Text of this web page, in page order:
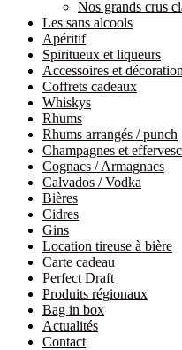
Nos grands crus
Les sans alcools
Apéritif
Spiritueux et liqueurs
Accessoires et
Coffrets cadeaux
Whiskys
Rhums
Rhums arrangés / punch
Champagnes et
Cognacs / Armagnacs
Calvados / Vodka
Bières
Cidres
Gins
Location tireuse à bière
Carte cadeau
Perfect Draft
Produits régionaux
Bag in box
Actualités
Contact